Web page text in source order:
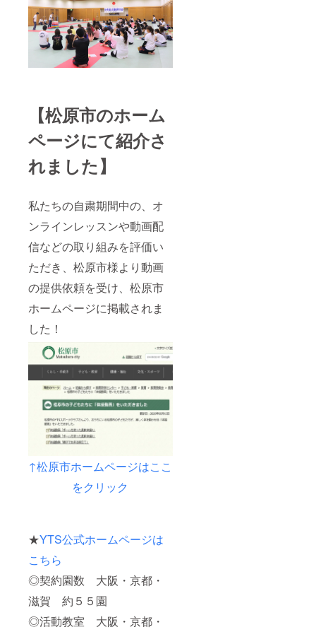
【松原市のホーム
ページにて紹介さ
れました】
私たちの自粛期間中の、オ
ンラインレッスンや動画配
信などの取り組みを評価い
ただき、松原市様より動画
の提供依頼を受け、松原市
ホームページに掲載されま
した！
↑松原市ホームページはここ
をクリック
★YTS公式ホームページは
こちら
◎契約園数 大阪・京都・
滋賀 約５５園
◎活動教室 大阪・京都・